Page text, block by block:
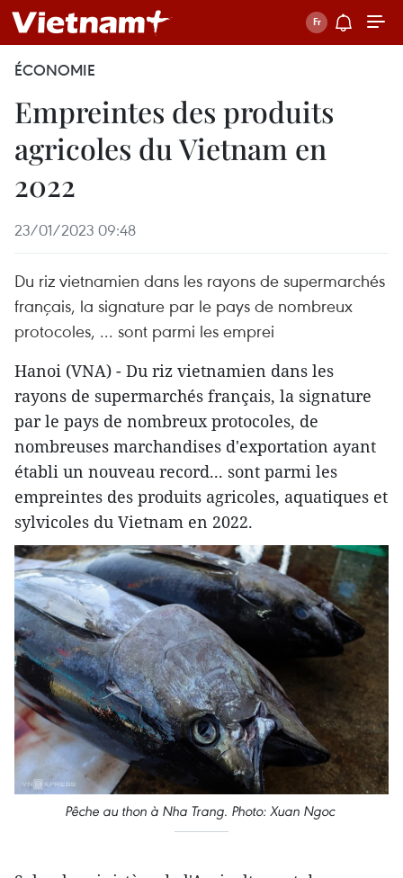
ÉCONOMIE
Empreintes des produits
agricoles du Vietnam en
2022
23/01/2023 09:48
Du riz vietnamien dans les rayons de supermarchés
français, la signature par le pays de nombreux
protocoles, ... sont parmi les emprei
Hanoi (VNA) - Du riz vietnamien dans les
rayons de supermarchés français, la signature
par le pays de nombreux protocoles, de
nombreuses marchandises d'exportation ayant
établi un nouveau record... sont parmi les
empreintes des produits agricoles, aquatiques et
sylvicoles du Vietnam en 2022.
Pêche au thon à Nha Trang. Photo: Xuan Ngoc